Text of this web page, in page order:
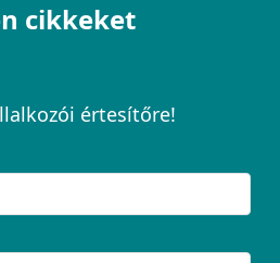
cikkeket
értesítőre!